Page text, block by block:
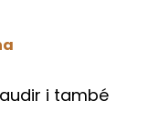
i també